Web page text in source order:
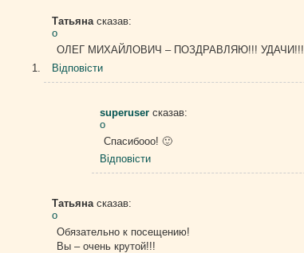
Татьяна сказав:
о
ОЛЕГ МИХАЙЛОВИЧ – ПОЗДРАВЛЯЮ!!! УДАЧИ!!!
Відповіcти
superuser сказав:
о
Спасибооо! 🙂
Відповіcти
Татьяна сказав:
о
Обязательно к посещению!
Вы – очень крутой!!!